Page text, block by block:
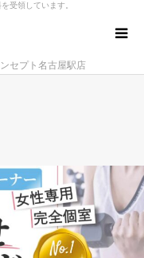
受領しています。
セプト名古屋駅店